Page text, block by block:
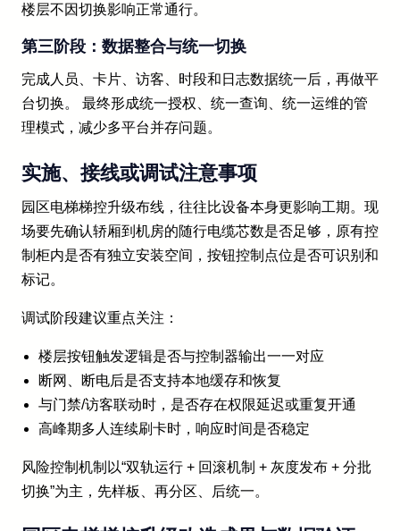
楼层不因切换影响正常通行。
第三阶段：数据整合与统一切换
完成人员、卡片、访客、时段和日志数据统一后，再做平
台切换。 最终形成统一授权、统一查询、统一运维的管
理模式，减少多平台并存问题。
实施、接线或调试注意事项
园区电梯梯控升级布线，往往比设备本身更影响工期。现
场要先确认轿厢到机房的随行电缆芯数是否足够，原有控
制柜内是否有独立安装空间，按钮控制点位是否可识别和
标记。
调试阶段建议重点关注：
楼层按钮触发逻辑是否与控制器输出一一对应
断网、断电后是否支持本地缓存和恢复
与门禁/访客联动时，是否存在权限延迟或重复开通
高峰期多人连续刷卡时，响应时间是否稳定
风险控制机制以“双轨运行 + 回滚机制 + 灰度发布 + 分批
切换”为主，先样板、再分区、后统一。